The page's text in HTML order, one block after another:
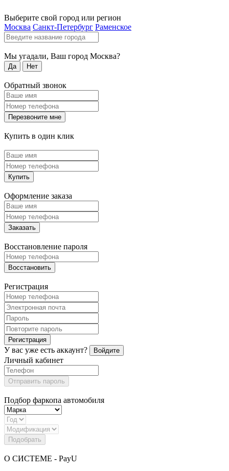
Выберите свой город или регион
Москва Санкт-Петербург Раменское
Мы угадали, Ваш город Москва?
Да Нет
Обратный звонок
Перезвоните мне
Купить в один клик
Купить
Оформление заказа
Заказать
Восстановление пароля
Восстановить
Регистрация
Регистрация
У вас уже есть аккаунт? Войдите
Личный кабинет
Отправить пароль
Подбор фаркопа автомобиля
Подобрать
О СИСТЕМЕ - PayU